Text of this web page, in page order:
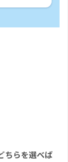
ちらを選べば